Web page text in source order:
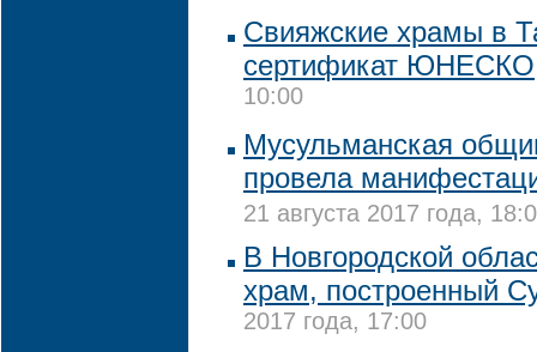
Свияжские храмы в
сертификат ЮНЕСКО
10:00
Мусульманская
провела
21 августа 2017 года,
В Новгородской
храм, построенный
2017 года, 17:00